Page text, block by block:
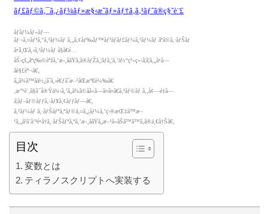
目次
変数とは
ティラノスクリプトへ実装する